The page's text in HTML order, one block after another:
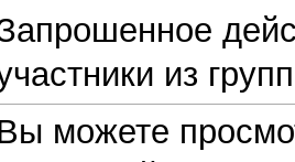
из
можете